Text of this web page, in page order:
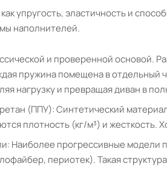
упругость, эластичность и
наполнителей.
и проверенной основой.
пружина помещена в отдельный
нагрузку и превращая диван в
(ППУ): Синтетический
плотность (кг/м³) и жесткость.
Наиболее прогрессивные модели
периотек). Такая